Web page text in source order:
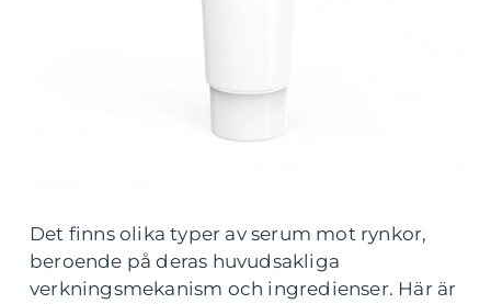
Det finns olika typer av serum mot rynkor,
beroende på deras huvudsakliga
verkningsmekanism och ingredienser. Här är